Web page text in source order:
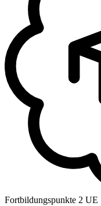
Fortbildungspunkte 2 UE